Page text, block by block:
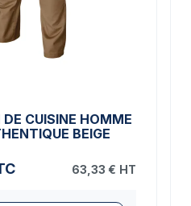
CUISINE HOMME
BEIGE
63,33 € HT